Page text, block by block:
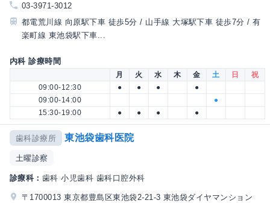
03-3971-3012
都電荒川線 向原駅下車 徒歩5分 / 山手線 大塚駅下車 徒歩7分 / 有
楽町線 東池袋駅下車...
内科 診療時間
月 火 水 木 金 土 日
祝
09:00-12:30
● ● ●
●
09:00-14:00
●
15:30-19:00
● ● ● ●
歯科診療所 東池袋歯科医院
土曜診察
診療科： 歯科 小児歯科 歯科口腔外科
〒1700013 東京都豊島区東池袋2-21-3 東池袋ダイヤマンション